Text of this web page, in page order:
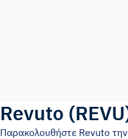
Revuto (REVU
Παρακολουθήστε Revuto